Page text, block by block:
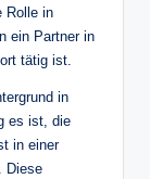
Rolle in
ein Partner in
tätig ist.
in
es ist, die
in einer
Diese